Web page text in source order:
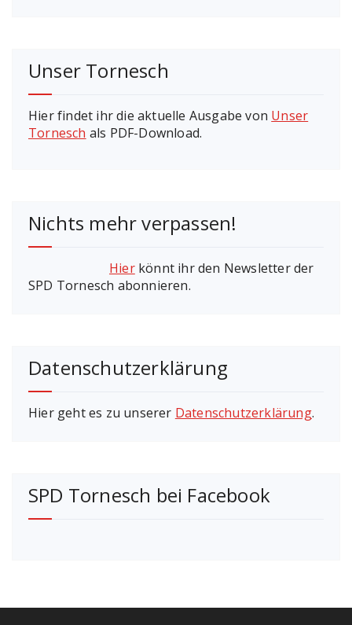
Unser Tornesch
Hier findet ihr die aktuelle Ausgabe von Unser
Tornesch als PDF-Download.
Nichts mehr verpassen!
Hierkönnt ihr den Newsletter der
SPD Tornesch abonnieren.
Datenschutzerklärung
Hier geht es zu unserer Datenschutzerklärung.
SPD Tornesch bei Facebook